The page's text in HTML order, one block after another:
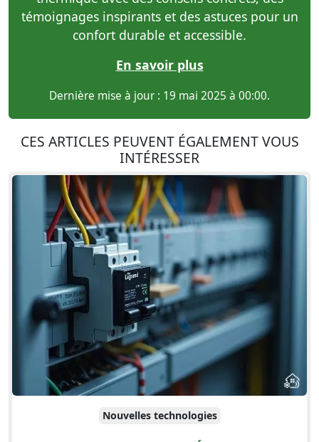
témoignages inspirants et des astuces pour un
confort durable et accessible.
En savoir plus
Dernière mise à jour : 19 mai 2025 à 00:00.
CES ARTICLES PEUVENT ÉGALEMENT VOUS
INTÉRESSER
Nouvelles technologies